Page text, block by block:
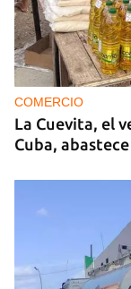
MIAMI
La hija de un
EE UU en
COMERCIO
La Cuevita, el
Cuba,